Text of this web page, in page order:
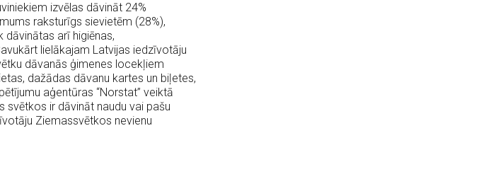
izvēlas dāvināt 24%
raksturīgs sievietēm (28%),
dāvinātas arī higiēnas,
lielākajam Latvijas iedzīvotāju
dāvanās ģimenes locekļiem
dažādas dāvanu kartes un biļetes,
aģentūras “Norstat” veiktā
svētkos ir dāvināt naudu vai pašu
Ziemassvētkos nevienu